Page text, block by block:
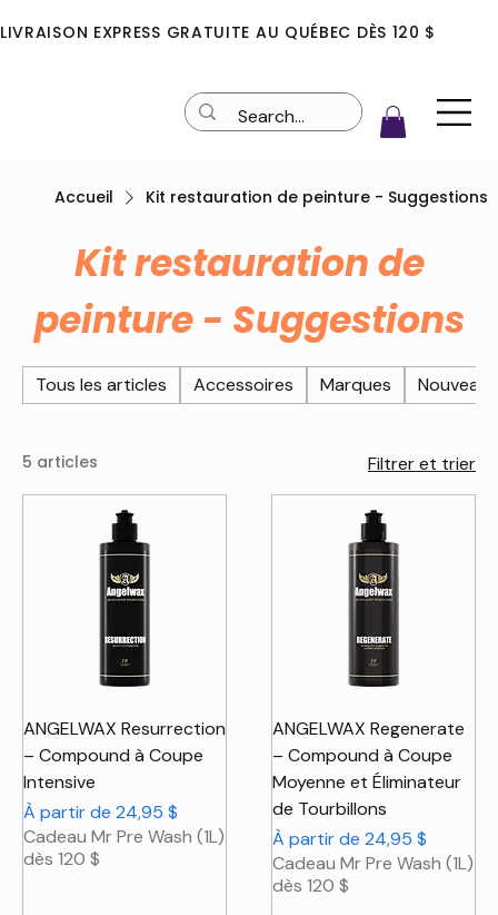
LIVRAISON EXPRESS GRATUITE AU QUÉBEC DÈS 120 $
Accueil Kit restauration de peinture - Suggestions
Kit restauration de
peinture - Suggestions
Tous les articles Accessoires Marques
5 articles Filtrer et trier
ANGELWAX Resurrection
– Compound à Coupe
Intensive
À partir de 24,95 $
Prix promotionnel
Cadeau Mr Pre Wash (1L)
dès 120 $
ANGELWAX Regenerate
– Compound à Coupe
Moyenne et Éliminateur
de Tourbillons
À partir de 24,95 $
Prix promotionnel
Cadeau Mr Pre Wash (1L)
dès 120 $